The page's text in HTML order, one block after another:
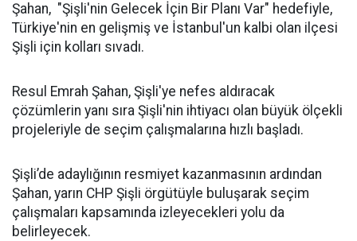
Şahan, "Şişli'nin Gelecek İçin Bir Planı Var" hedefiyle,
Türkiye'nin en gelişmiş ve İstanbul'un kalbi olan ilçesi
Şişli için kolları sıvadı.
Resul Emrah Şahan, Şişli'ye nefes aldıracak
çözümlerin yanı sıra Şişli'nin ihtiyacı olan büyük ölçekli
projeleriyle de seçim çalışmalarına hızlı başladı.
Şişli’de adaylığının resmiyet kazanmasının ardından
Şahan, yarın CHP Şişli örgütüyle buluşarak seçim
çalışmaları kapsamında izleyecekleri yolu da
belirleyecek.